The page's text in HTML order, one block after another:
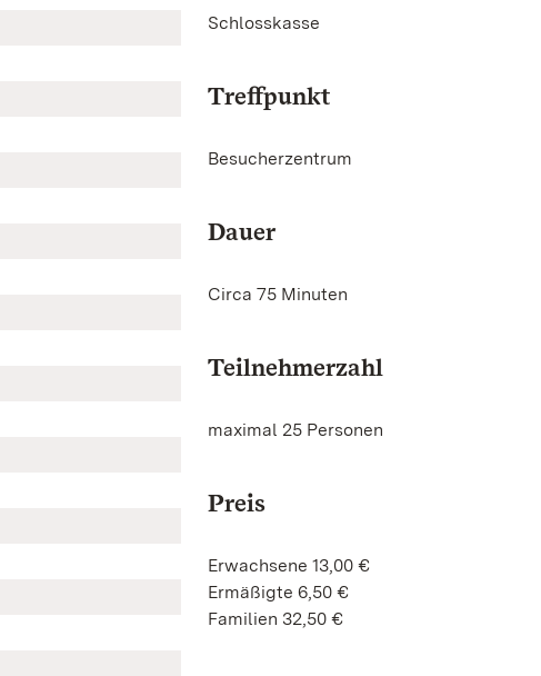
Schlosskasse
Treffpunkt
Besucherzentrum
Dauer
Circa 75 Minuten
Teilnehmerzahl
maximal 25 Personen
Preis
Erwachsene 13,00 €
Ermäßigte 6,50 €
Familien 32,50 €